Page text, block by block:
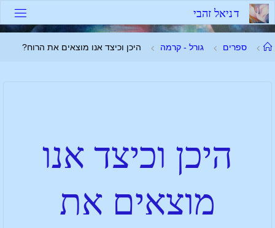
דניאל זהבי
ספרים גורל - קרמה היכן וכיצד אנו מוצאים את הרוח?
היכן וכיצד אנו
מוצאים את